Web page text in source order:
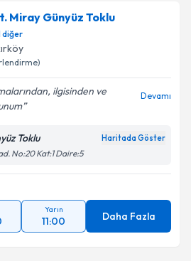
Miray Günyüz Toklu
diğer
ilgisinden ve
Devamı
Toklu Haritada Göster
No:20 Kat:1 Daire:5
Yarın
11:00 Daha Fazla